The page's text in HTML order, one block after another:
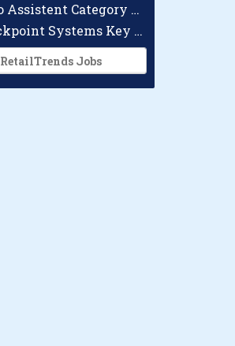
Hubo Assistent Category Manager
Checkpoint Systems Key Accountmanager Benelux
RetailTrends Jobs